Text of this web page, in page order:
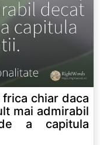
chiar daca
mai admirabil
a capitula